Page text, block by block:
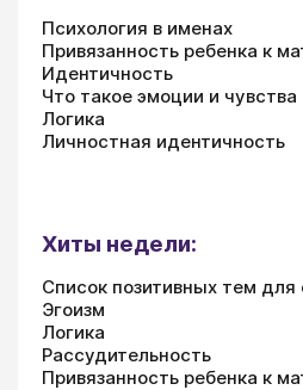
Психология в именах
Привязанность ребенка к
Идентичность
Что такое эмоции и
Логика
Личностная идентичность
Хиты недели:
Список позитивных тем
Эгоизм
Логика
Рассудительность
Привязанность ребенка к